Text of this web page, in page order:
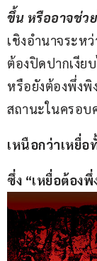
ขึ้น หรืออาจช่ว
เชิงอำนาจระห
ต้องปิดปากเงีย
หรือยังต้องพึ่งพิ
สถานะในครอบ
เหนือกว่าเหยื่อ
ซึ่ง “เหยื่อต้องพึ่